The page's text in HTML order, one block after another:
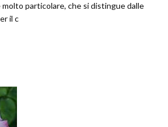
molto particolare, che si distingue dalle
il c